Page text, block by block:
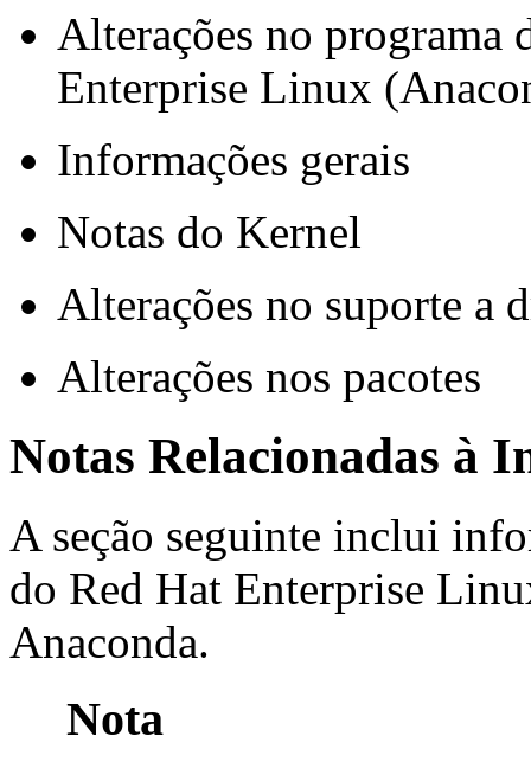
Alterações no programa
Enterprise Linux
Informações gerais
Notas do Kernel
Alterações no suporte a
Alterações nos pacotes
Notas Relacionadas à
A seção seguinte inclui
do Red Hat Enterprise
Anaconda.
Nota